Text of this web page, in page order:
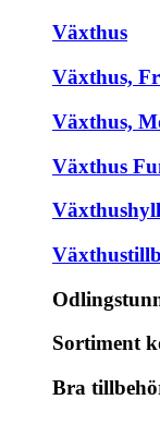
Växthus
Växthus,
Växthus,
Växthus
Sortiment
Bra